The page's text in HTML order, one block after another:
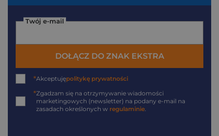
Twój e-mail
DOŁĄCZ DO ZNAK EKSTRA
*Akceptujępolitykę prywatności
*Zgadzam się na otrzymywanie wiadomości
marketingowych (newsletter) na podany e-mail na
zasadach określonych w regulaminie.